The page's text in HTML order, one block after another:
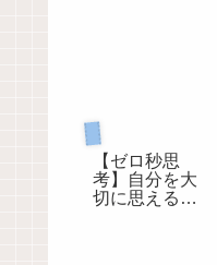
ゼロ秒思考
【ゼロ秒思
考】自分を大
切に思えるよ